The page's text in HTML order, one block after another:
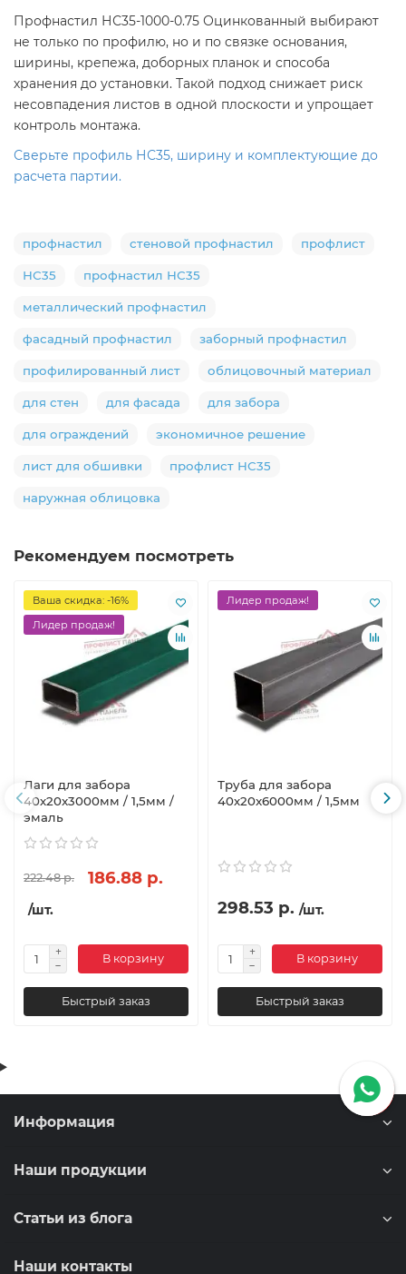
Профнастил НС35-1000-0.75 Оцинкованный выбирают
не только по профилю, но и по связке основания,
ширины, крепежа, доборных планок и способа
хранения до установки. Такой подход снижает риск
несовпадения листов в одной плоскости и упрощает
контроль монтажа.
Сверьте профиль НС35, ширину и комплектующие до
расчета партии.
профнастил стеновой профнастил профлист
НС35 профнастил НС35
металлический профнастил
фасадный профнастил заборный профнастил
профилированный лист облицовочный материал
для стен для фасада для забора
для ограждений экономичное решение
лист для обшивки профлист НС35
наружная облицовка
Рекомендуем посмотреть
Ваша скидка: -16%
Лидер продаж!
Лаги для забора
40х20x3000мм / 1,5мм /
эмаль
222.48 р. 186.88 р.
/шт.
В корзину
Быстрый заказ
Лидер продаж!
Труба для забора
40х20x6000мм / 1,5мм
298.53 р. /шт.
В корзину
Быстрый заказ
Информация
Наши продукции
Статьи из блога
Наши контакты